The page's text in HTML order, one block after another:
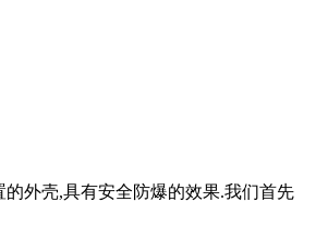
外壳,具有安全防爆的效果.我们首先